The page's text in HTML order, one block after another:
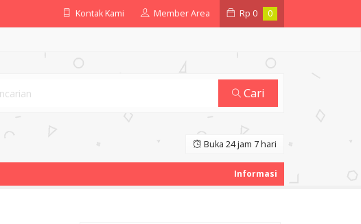
Kontak Kami Member Area Rp 0 0
Cari
Buka 24 jam 7 hari